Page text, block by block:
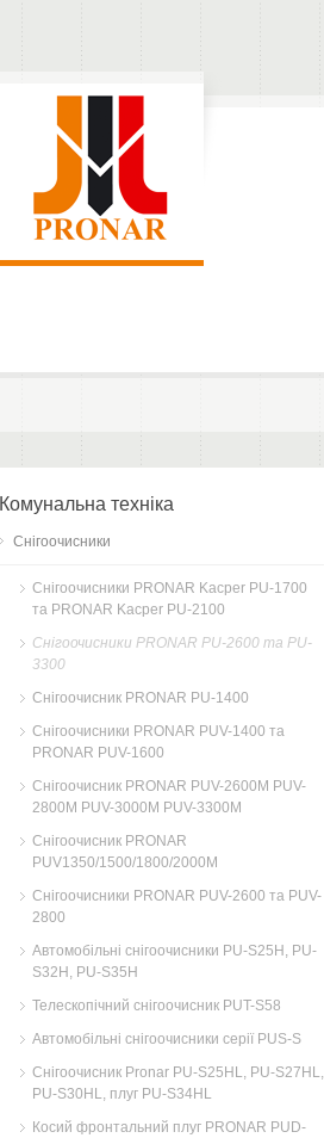
Комунальна техніка
Снігоочисники
Снігоочисники PRONAR Kacper PU-1700
та PRONAR Kacper PU-2100
Снігоочисники PRONAR PU-2600 та PU-
3300
Снігоочисник PRONAR PU-1400
Снігоочисники PRONAR PUV-1400 та
PRONAR PUV-1600
Снігоочисник PRONAR PUV-2600M PUV-
2800M PUV-3000M PUV-3300M
Снігоочисник PRONAR
PUV1350/1500/1800/2000M
Снігоочисники PRONAR PUV-2600 та PUV-
2800
Автомобільні снігоочисники PU-S25H, PU-
S32H, PU-S35H
Телескопічний снігоочисник PUT-S58
Автомобільні снігоочисники серії PUS-S
Снігоочисник Pronar PU-S25HL, PU-S27HL,
PU-S30HL, плуг PU-S34HL
Косий фронтальний плуг PRONAR PUD-